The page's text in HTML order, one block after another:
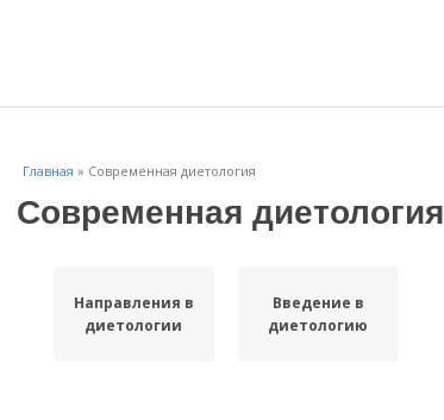
Главная » Современная диетология
Современная диетология
Направления в
диетологии
Введение в
диетологию